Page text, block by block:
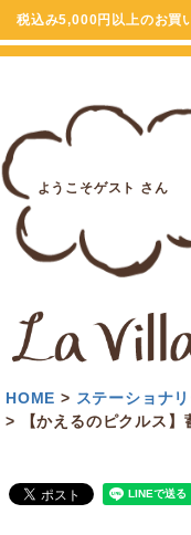
税込み5,000円以上のお買
ようこそゲスト さん
HOME ステーショナ
【かえるのピクルス